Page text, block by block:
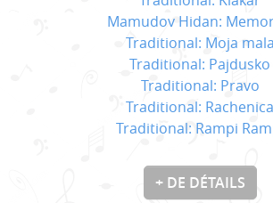
Mamudov Hidan:
Traditional: Moja mala
Traditional: Pajdusko
Traditional: Pravo
Traditional: Rachenica
Traditional: Rampi
+ DE DÉTAILS